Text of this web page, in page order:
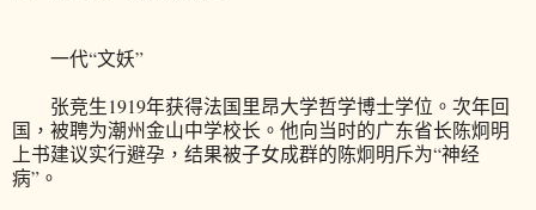
一代“文妖”
张竞生1919年获得法国里昂大学哲学博士学位。次年回
国，被聘为潮州金山中学校长。他向当时的广东省长陈炯明
上书建议实行避孕，结果被子女成群的陈炯明斥为“神经
病”。